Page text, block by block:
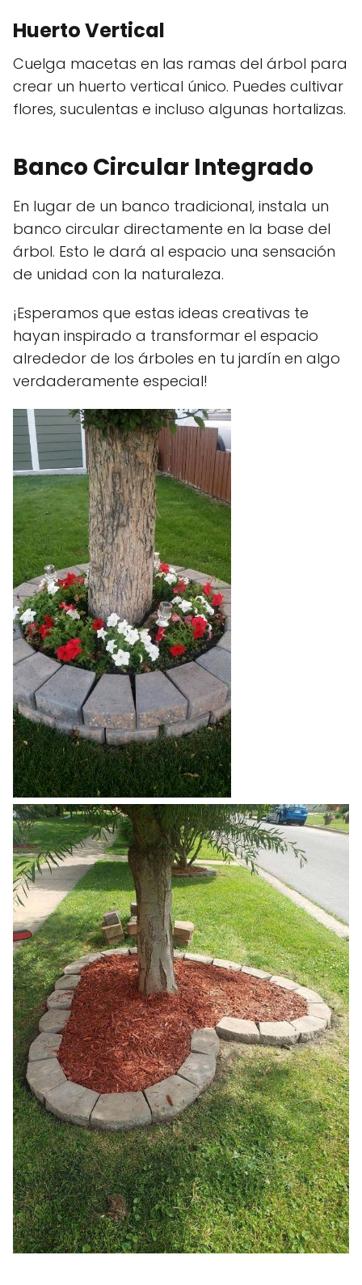
Huerto Vertical
Cuelga macetas en las ramas del árbol para
crear un huerto vertical único. Puedes cultivar
flores, suculentas e incluso algunas hortalizas.
Banco Circular Integrado
En lugar de un banco tradicional, instala un
banco circular directamente en la base del
árbol. Esto le dará al espacio una sensación
de unidad con la naturaleza.
¡Esperamos que estas ideas creativas te
hayan inspirado a transformar el espacio
alrededor de los árboles en tu jardín en algo
verdaderamente especial!